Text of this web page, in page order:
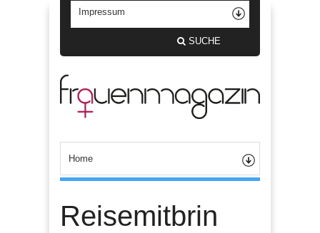
SUCHE
Reisemitbrin